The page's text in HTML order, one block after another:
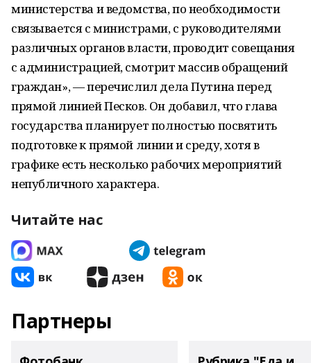
министерства и ведомства, по необходимости
связывается с министрами, с руководителями
различных органов власти, проводит совещания
с администрацией, смотрит массив обращений
граждан», — перечислил дела Путина перед
прямой линией Песков. Он добавил, что глава
государства планирует полностью посвятить
подготовке к прямой линии и среду, хотя в
графике есть несколько рабочих мероприятий
непубличного характера.
Читайте нас
Партнеры